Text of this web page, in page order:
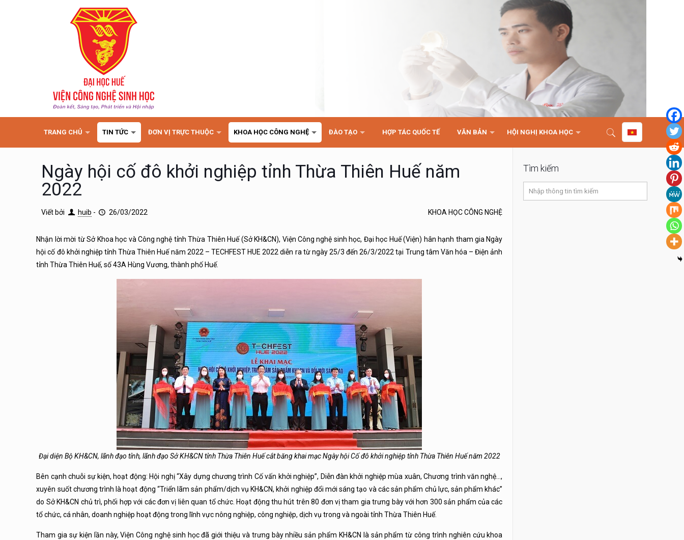
TRANG CHỦ TIN TỨC ĐƠN VỊ TRỰC THUỘC KHOA HỌC CÔNG NGHỆ ĐÀO TẠO HỢP TÁC QUỐC TẾ VĂN BẢN HỘI NGHỊ KHOA HỌC
Ngày hội cố đô khởi nghiệp tỉnh Thừa Thiên Huế năm
2022
Viết bởi huib - 26/03/2022 KHOA HỌC CÔNG NGHỆ
Nhận lời mời từ Sở Khoa học và Công nghệ tỉnh Thừa Thiên Huế (Sở KH&CN), Viện Công nghệ sinh học, Đại học Huế (Viện) hân hạnh tham gia Ngày
hội cố đô khởi nghiệp tỉnh Thừa Thiên Huế năm 2022 – TECHFEST HUE 2022 diễn ra từ ngày 25/3 đến 26/3/2022 tại Trung tâm Văn hóa – Điện ảnh
tỉnh Thừa Thiên Huế, số 43A Hùng Vương, thành phố Huế.
Đại diện Bộ KH&CN, lãnh đạo tỉnh, lãnh đạo Sở KH&CN tỉnh Thừa Thiên Huế cắt băng khai mạc Ngày hội Cố đô khởi nghiệp tỉnh Thừa Thiên Huế năm 2022
Bên cạnh chuỗi sự kiện, hoạt động: Hội nghị “Xây dựng chương trình Cố vấn khởi nghiệp”, Diễn đàn khởi nghiệp mùa xuân, Chương trình văn nghệ…,
xuyên suốt chương trình là hoạt động “Triển lãm sản phẩm/dịch vụ KH&CN, khởi nghiệp đổi mới sáng tạo và các sản phẩm chủ lực, sản phẩm khác”
do Sở KH&CN chủ trì, phối hợp với các đơn vị liên quan tổ chức. Hoạt động thu hút trên 80 đơn vị tham gia trưng bày với hơn 300 sản phẩm của các
tổ chức, cá nhân, doanh nghiệp hoạt động trong lĩnh vực nông nghiệp, công nghiệp, dịch vụ trong và ngoài tỉnh Thừa Thiên Huế.
Tham gia sự kiện lần này, Viện Công nghệ sinh học đã giới thiệu và trưng bày nhiều sản phẩm KH&CN là sản phẩm từ công trình nghiên cứu khoa
Tìm kiếm